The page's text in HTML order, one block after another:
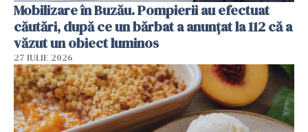
Mobilizare în Buzău. Pompierii au efectuat
căutări, după ce un bărbat a anunțat la 112 că a
văzut un obiect luminos
27 IULIE 2026